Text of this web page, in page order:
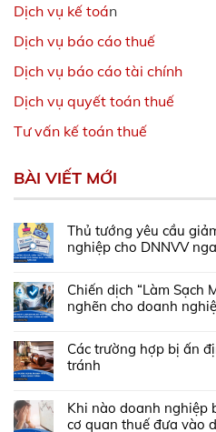
Dịch vụ kế toán
Dịch vụ báo cáo thuế
Dịch vụ báo cáo tài chính
Dịch vụ quyết toán thuế
Tư vấn kế toán thuế
BÀI VIẾT MỚI
Thủ tướng yêu cầu
nghiệp cho DNNVV
Chiến dịch “Làm Sạch
nghẽn cho doanh
Các trường hợp bị ấn
tránh
Khi nào doanh nghiệp
cơ quan thuế đưa vào